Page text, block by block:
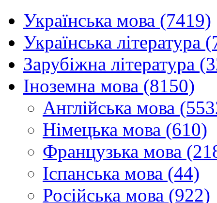
Українська мова (7419)
Українська література
Зарубіжна література
Іноземна мова (8150)
Англійська мова
Німецька мова (610)
Французька мова
Іспанська мова (44)
Російська мова (922)